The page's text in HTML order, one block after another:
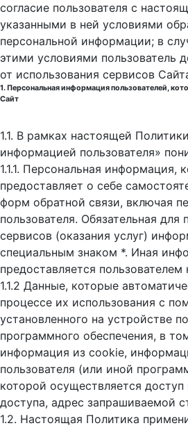
согласие пользователя с
указанными в ней условиями
персональной информации; в
этими условиями пользователь
от использования сервисов
1. Персональная информация пользователей,
Сайт
1.1. В рамках настоящей
информацией пользователя»
1.1.1. Персональная информация,
предоставляет о себе
форм обратной связи, включая
пользователя. Обязательная для
сервисов (оказания услуг)
специальным знаком *. Иная
предоставляется пользователем
1.1.2 Данные, которые
процессе их использования с
установленного на устройстве
программного обеспечения, в
информация из cookie,
пользователя (или иной
которой осуществляется
доступа, адрес запрашиваемой
1.2. Настоящая Политика